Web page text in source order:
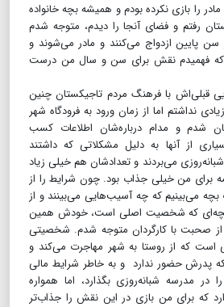
را بازی نکرده بودم و همیشه بچه خانواده
رفتم و فضای آنجا را دیدم، متوجه شدم
پایین ازدواج می‌کنند و مادر می‌شوند و
که فهمیدم نقش برای سن و سال من درست
قبلی‌اش با فرهنگ مردم تاجیکستان چنین
نداشتم اما از زمان ورود به فرودگاه شهر
شدم و مدام درباره‌شان اطلاعات کسب
از آنها به دلیل مشکلاتی که داشتند
می‌بردند و تعدادشان هم خیلی زیاد
برای من خیلی جذاب بود. چون شرایط را از
می‌بینیم که چه آسیب‌هایی می‌بینند و از
بچه‌ای که شخصیت اصلی است، خودش همین
از صحبت با کارگردان متوجه شدم. شخصیتی
است که از روستا به شهر مهاجرت می‌کند و
که پدرش حضور ندارد و به خاطر شرایط مالی
مدرسه شبانه‌روزی بگذارد، اما همواره
که برای من بازی در این نقش را جذاب‌تر